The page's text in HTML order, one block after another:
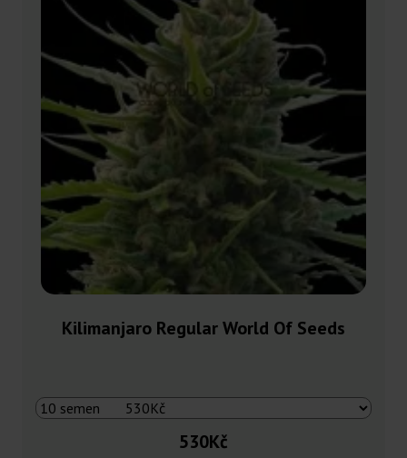
Kilimanjaro Regular World Of Seeds
530Kč